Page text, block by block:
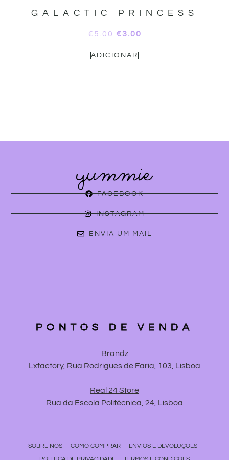
GALACTIC PRINCESS
€ 5.00 €3.00
ADICIONAR
FACEBOOK
INSTAGRAM
ENVIA UM MAIL
PONTOS DE VENDA
Brandz
Lxfactory, Rua Rodrigues de Faria, 103, Lisboa
Real 24 Store
Rua da Escola Politécnica, 24, Lisboa
SOBRE NÓS COMO COMPRAR
ENVIOS E DEVOLUÇÕES